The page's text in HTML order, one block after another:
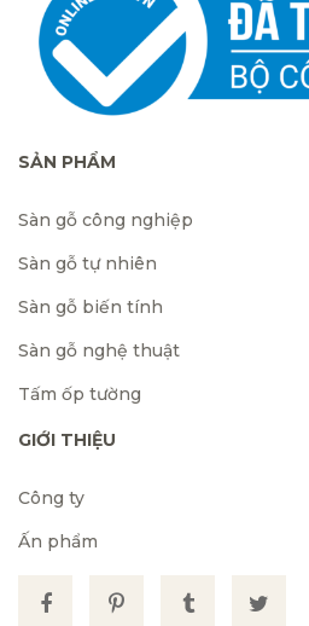
SẢN PHẨM
Sàn gỗ công nghiệp
Sàn gỗ tự nhiên
Sàn gỗ biến tính
Sàn gỗ nghệ thuật
Tấm ốp tường
GIỚI THIỆU
Công ty
Ấn phẩm